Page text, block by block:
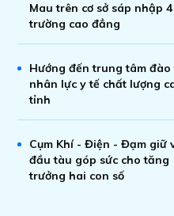
Mau trên cơ sở sáp nhập 4
trường cao đẳng
Hướng đến trung tâm đào
nhân lực y tế chất lượng
tỉnh
Cụm Khí - Điện - Đạm giữ
đầu tàu góp sức cho tăng
trưởng hai con số